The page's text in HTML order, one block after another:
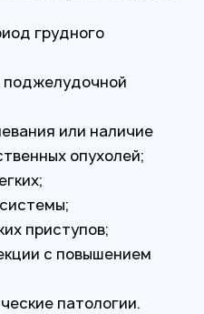
грудного
поджелудочной
или наличие
опухолей;
приступов;
с повышением
патологии.